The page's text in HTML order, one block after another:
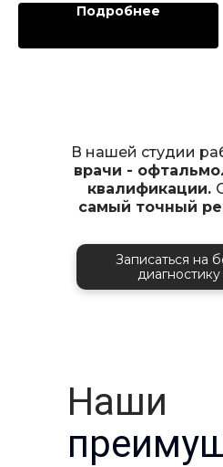
Подробнее
В нашей студии
врачи -
квалификации.
самый точный
Записаться на
Наши